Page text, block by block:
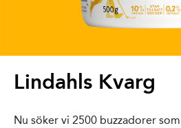
Lindahls Kvarg
Nu söker vi 2500 buzzadorer